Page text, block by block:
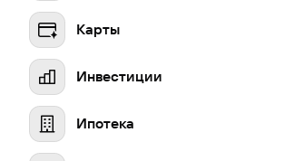
Карты
Инвестиции
Ипотека